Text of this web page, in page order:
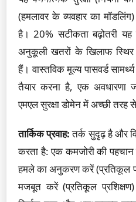
(हमलावर के व्यवहार का
है। 20% सटीकता बढ़ोतरी
अनुकूली खतरों के खिलाफ स्थिर
हैं। वास्तविक मूल्य पासवर्ड
तैयार करना है, एक
एमएल सुरक्षा डोमेन में अच्छी तरह
तार्किक प्रवाह:तर्क सुदृढ़ है और
करता है: एक कमजोरी की
हमले का अनुकरण करें (प्रतिकूल
मजबूत करें (प्रतिकूल